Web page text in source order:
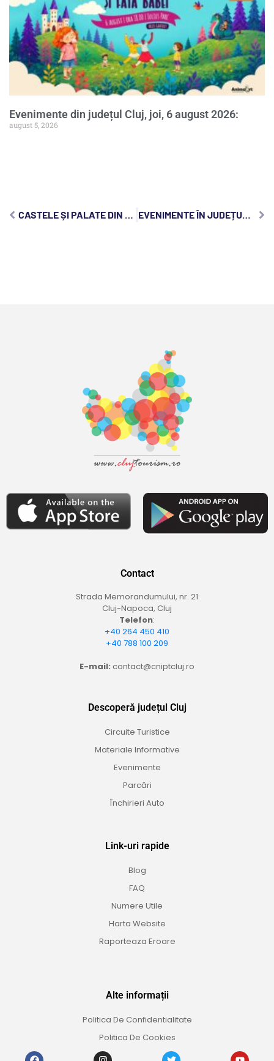
Evenimente din județul Cluj, joi, 6 august 2026:
august 5, 2026
CASTELE ȘI PALATE DIN JUDEȚUL CLUJ: ATRACȚII TURISTICE PE CARE SĂ LE VIZITEZI EVENIMENTE ÎN JUDEȚUL CLUJ, VINERI, 5 AUGUST 2022
Contact
Strada Memorandumului, nr. 21
Cluj-Napoca, Cluj
Telefon:
+40 264 450 410
+40 788 100 209
E-mail: contact@cniptcluj.ro
Descoperă județul Cluj
Circuite Turistice
Materiale Informative
Evenimente
Parcări
Închirieri Auto
Link-uri rapide
Blog
FAQ
Numere Utile
Harta Website
Raporteaza Eroare
Alte informații
Politica De Confidentialitate
Politica De Cookies